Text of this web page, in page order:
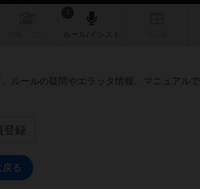
ルールの疑問やエラッタ情報、マニュアル
登録
る